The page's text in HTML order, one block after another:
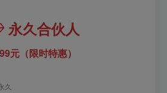
永久合伙人
元（限时特惠）
久